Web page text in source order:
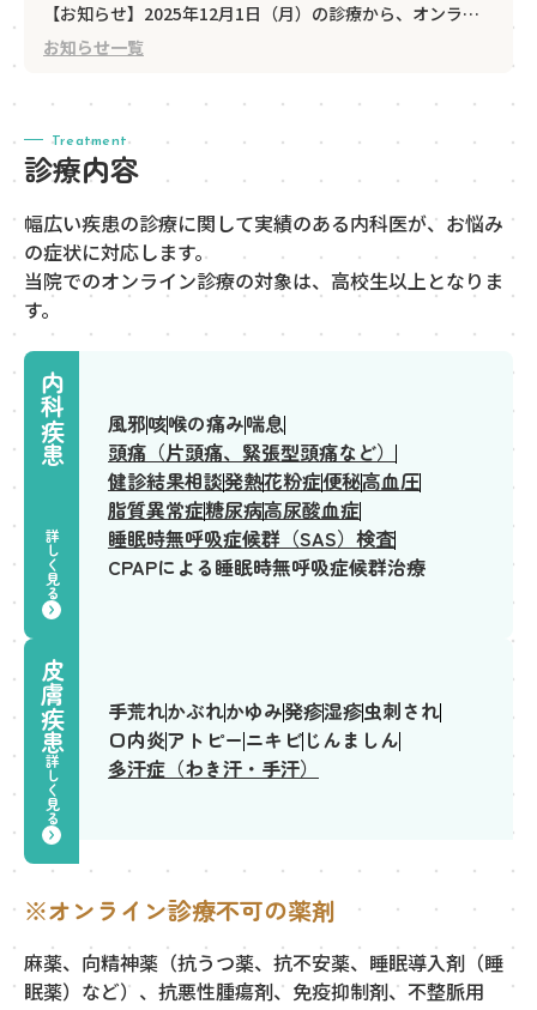
【お知らせ】2025年12月1日（月）の診療から、オンライン診療システムが新しくなります。
お知らせ一覧
Treatment
診療内容
幅広い疾患の診療に関して実績のある内科医が、お悩み
の症状に対応します。
当院でのオンライン診療の対象は、高校生以上となりま
す。
内科疾患
詳しく見る
風邪咳喉の痛み喘息
頭痛（片頭痛、緊張型頭痛など）
健診結果相談発熱花粉症便秘高血圧
脂質異常症糖尿病高尿酸血症
睡眠時無呼吸症候群（SAS）検査
CPAPによる睡眠時無呼吸症候群治療
皮膚疾患
詳しく見る
手荒れかぶれかゆみ発疹湿疹虫刺され
口内炎アトピー ニキビ じんましん
多汗症（わき汗・手汗）
※オンライン診療不可の薬剤
麻薬、向精神薬（抗うつ薬、抗不安薬、睡眠導入剤（睡
眠薬）など）、抗悪性腫瘍剤、免疫抑制剤、不整脈用